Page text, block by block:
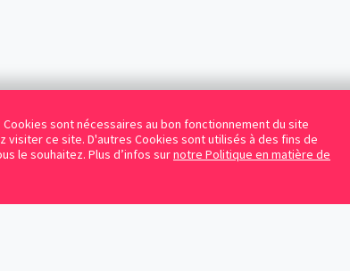
sont nécessaires au bon fonctionnement du site
ce site. D'autres Cookies sont utilisés à des fins de
le souhaitez. Plus d’infos surnotre Politique en matière de